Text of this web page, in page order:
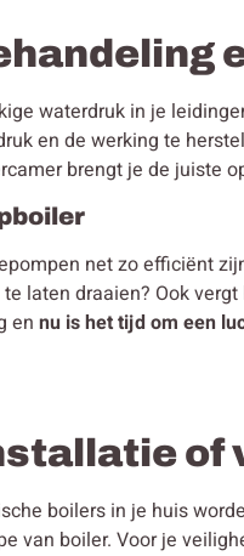
waterdruk in je
en de werking te
brengt je de juiste
net zo efficiënt
laten draaien? Ook
en nu is het tijd om een
of
boilers in je huis
van boiler. Voor je